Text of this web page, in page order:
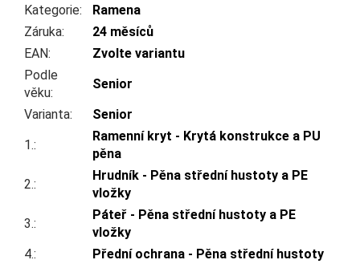
Kategorie:
Ramena
Záruka:
24 měsíců
EAN:
Zvolte variantu
Podle
věku:
Senior
Varianta:
Senior
1.:
Ramenní kryt - Krytá konstrukce a PU
pěna
2.:
Hrudník - Pěna střední hustoty a PE
vložky
3.:
Páteř - Pěna střední hustoty a PE
vložky
4.:
Přední ochrana - Pěna střední hustoty